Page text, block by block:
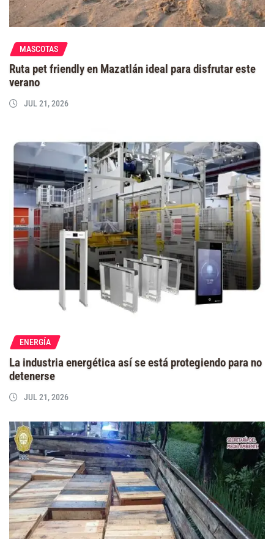
MASCOTAS
Ruta pet friendly en Mazatlán ideal para disfrutar este
verano
JUL 21, 2026
ENERGÍA
La industria energética así se está protegiendo para no
detenerse
JUL 21, 2026